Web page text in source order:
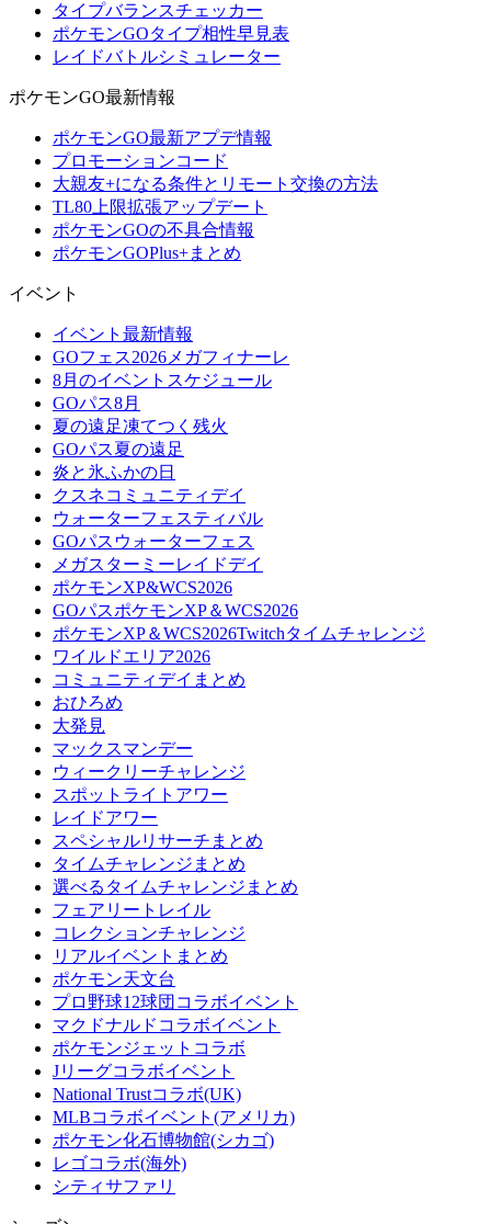
タイプバランスチェッカー
ポケモンGOタイプ相性早見表
レイドバトルシミュレーター
ポケモンGO最新情報
ポケモンGO最新アプデ情報
プロモーションコード
大親友+になる条件とリモート交換の方法
TL80上限拡張アップデート
ポケモンGOの不具合情報
ポケモンGOPlus+まとめ
イベント
イベント最新情報
GOフェス2026メガフィナーレ
8月のイベントスケジュール
GOパス8月
夏の遠足凍てつく残火
GOパス夏の遠足
炎と氷ふかの日
クスネコミュニティデイ
ウォーターフェスティバル
GOパスウォーターフェス
メガスターミーレイドデイ
ポケモンXP&WCS2026
GOパスポケモンXP＆WCS2026
ポケモンXP＆WCS2026Twitchタイムチャレンジ
ワイルドエリア2026
コミュニティデイまとめ
おひろめ
大発見
マックスマンデー
ウィークリーチャレンジ
スポットライトアワー
レイドアワー
スペシャルリサーチまとめ
タイムチャレンジまとめ
選べるタイムチャレンジまとめ
フェアリートレイル
コレクションチャレンジ
リアルイベントまとめ
ポケモン天文台
プロ野球12球団コラボイベント
マクドナルドコラボイベント
ポケモンジェットコラボ
Jリーグコラボイベント
National Trustコラボ(UK)
MLBコラボイベント(アメリカ)
ポケモン化石博物館(シカゴ)
レゴコラボ(海外)
シティサファリ